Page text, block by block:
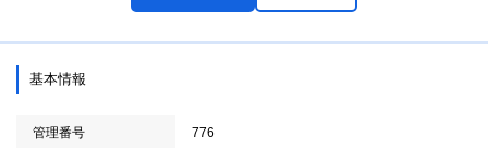
基本情報
管理番号 776